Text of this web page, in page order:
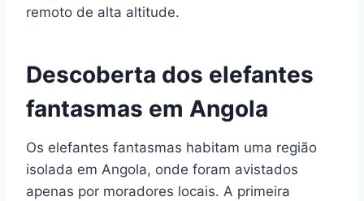
remoto de alta altitude.
Descoberta dos elefantes
fantasmas em Angola
Os elefantes fantasmas habitam uma região
isolada em Angola, onde foram avistados
apenas por moradores locais. A primeira